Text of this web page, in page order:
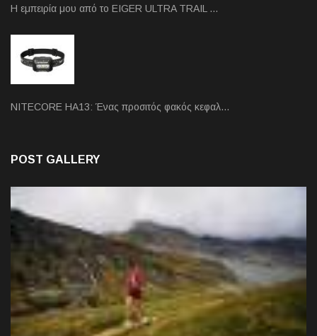
Η εμπειρία μου από το EIGER ULTRA TRAIL …
NITECORE HA13: Ένας προσιτός φακός κεφαλ…
POST GALLERY